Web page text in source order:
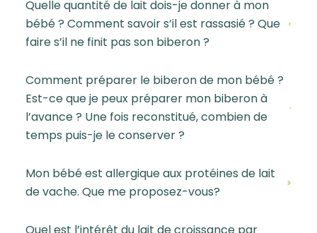
Quelle quantité de lait dois-je donner à mon
bébé ? Comment savoir s’il est rassasié ? Que
faire s’il ne finit pas son biberon ?
Comment préparer le biberon de mon bébé ?
Est-ce que je peux préparer mon biberon à
l’avance ? Une fois reconstitué, combien de
temps puis-je le conserver ?
Mon bébé est allergique aux protéines de lait
de vache. Que me proposez-vous?
Quel est l’intérêt du lait de croissance par